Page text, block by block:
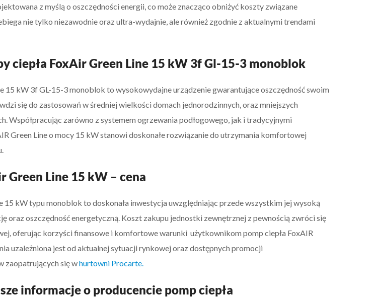
z myślą o oszczędności energii, co może znacząco obniżyć koszty związane
nie tylko niezawodnie oraz ultra-wydajnie, ale również zgodnie z aktualnymi trendami
ciepła FoxAir Green Line 15 kW 3f Gl-15-3 monoblok
15 kW 3f GL-15-3 monoblok to wysokowydajne urządzenie gwarantujące oszczędność swoim
się do zastosowań w średniej wielkości domach jednorodzinnych, oraz mniejszych
Współpracując zarówno z systemem ogrzewania podłogowego, jak i tradycyjnymi
Green Line o mocy 15 kW stanowi doskonałe rozwiązanie do utrzymania komfortowej
Green Line 15 kW – cena
15 kW typu monoblok to doskonała inwestycja uwzględniając przede wszystkim jej wysoką
oraz oszczędność energetyczną. Koszt zakupu jednostki zewnętrznej z pewnością zwróci się
oferując korzyści finansowe i komfortowe warunki użytkownikom pomp ciepła FoxAIR
uzależniona jest od aktualnej sytuacji rynkowej oraz dostępnych promocji
zaopatrujących się whurtowni Procarte.
informacje o producencie pomp ciepła